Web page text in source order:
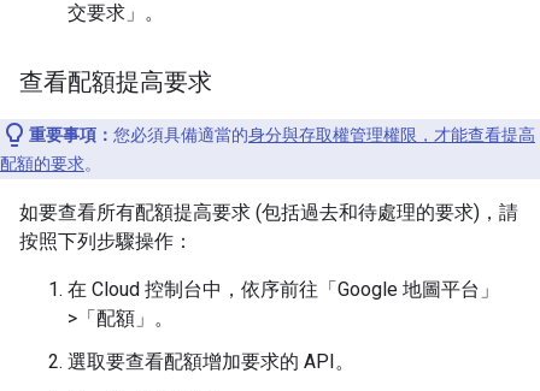
交要求」 。
查看配額提高要求
重要事項： 您必須具備適當的身分與存取權管理權限，才能查看提高
配額的要求。
如要查看所有配額提高要求 (包括過去和待處理的要求)，請
按照下列步驟操作：
在 Cloud 控制台中，依序前往「Google 地圖平台」
>「配額」 。
選取要查看配額增加要求的 API。